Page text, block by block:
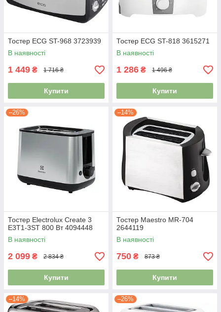
Тостер EСG ST-968 3723939
В наявності
1 449 ₴ 1 716 ₴
Купити
Тостер EСG ST-818 3615271
В наявності
1 286 ₴ 1 496 ₴
Купити
–26%
Тостер Electrolux Сreate 3
E3T1-3ST 800 Вт 4094448
В наявності
2 099 ₴ 2 834 ₴
Купити
–14%
Тостер Maestro MR-704
2644119
В наявності
750 ₴ 873 ₴
Купити
–14% –26%